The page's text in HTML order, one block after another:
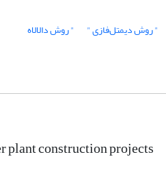
" روش دیمتل‌فازی "
" روش دالالاه
construction projects